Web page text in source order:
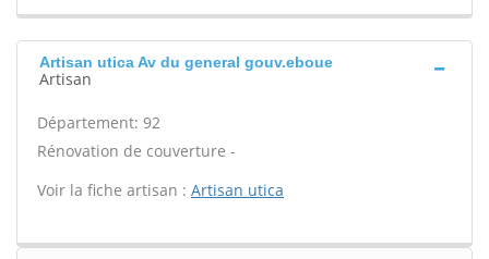
Artisan utica Av du general gouv.eboue
Artisan
Département: 92
Rénovation de couverture -
Voir la fiche artisan : Artisan utica